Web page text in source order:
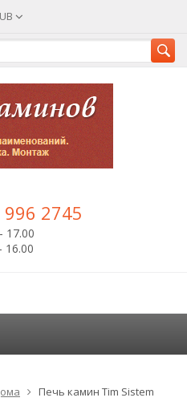
996 2745
17.00
16.00
Печь камин Tim Sistem